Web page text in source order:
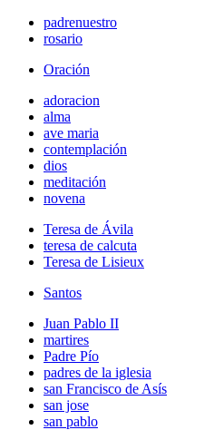
padrenuestro
rosario
Oración
adoracion
alma
ave maria
contemplación
dios
meditación
novena
Teresa de Ávila
teresa de calcuta
Teresa de Lisieux
Santos
Juan Pablo II
martires
Padre Pío
padres de la iglesia
san Francisco de Asís
san jose
san pablo